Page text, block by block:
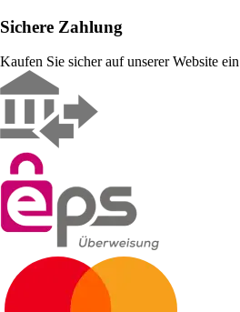
Sichere Zahlung
Kaufen Sie sicher auf unserer Website ein